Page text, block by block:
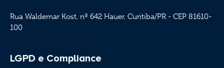
Rua Waldemar Kost, nº 642 Hauer, Curitiba/PR - CEP 81610-
100
LGPD e Compliance